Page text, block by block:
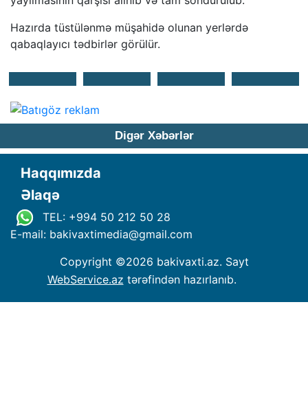
Hazırda tüstülənmə müşahidə olunan yerlərdə
qabaqlayıcı tədbirlər görülür.
Digər Xəbərlər
Haqqımızda
Əlaqə
TEL: +994 50 212 50 28
E-mail: bakivaxtimedia@gmail.com
Copyright ©2026 bakivaxti.az. Sayt
WebService.az tərəfindən hazırlanıb.